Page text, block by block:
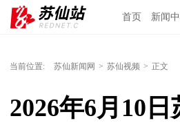
首页 新闻
当前位置: 苏仙新闻网 > 苏仙视频 > 正文
2026年6月10日